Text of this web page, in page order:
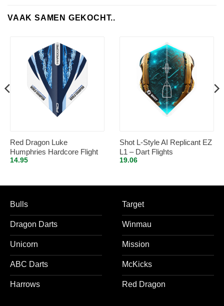
VAAK SAMEN GEKOCHT..
Red Dragon Luke
Humphries Hardcore Flight
Collection – Dart Flights
14.95
Shot L-Style AI Replicant EZ
L1 – Dart Flights
19.06
Bulls
Dragon Darts
Unicorn
ABC Darts
Harrows
Target
Winmau
Mission
McKicks
Red Dragon